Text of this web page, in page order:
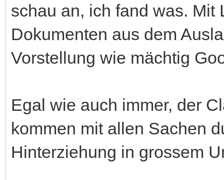
schau an, ich fand was. Mit
Dokumenten aus dem
Vorstellung wie mächtig
Egal wie auch immer, der
kommen mit allen Sachen
Hinterziehung in grossem